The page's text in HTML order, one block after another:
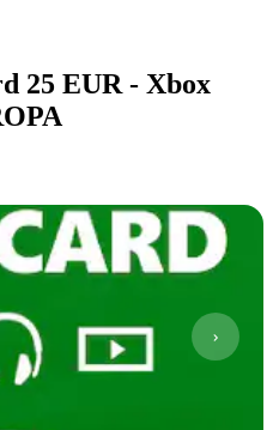
25 EUR - Xbox